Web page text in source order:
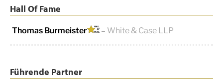
Hall Of Fame
Thomas Burmeister – White & Case LLP
Führende Partner